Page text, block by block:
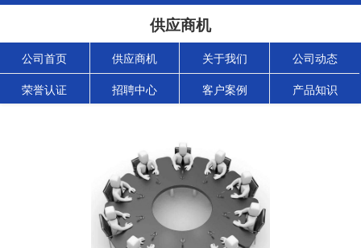
供应商机
公司首页 供应商机 关于我们 公司动态
荣誉认证 招聘中心 客户案例 产品知识